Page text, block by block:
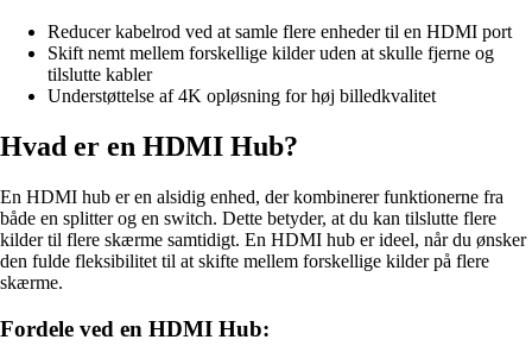
Reducer kabelrod ved at samle flere enheder til en HDMI port
Skift nemt mellem forskellige kilder uden at skulle fjerne og
tilslutte kabler
Understøttelse af 4K opløsning for høj billedkvalitet
Hvad er en HDMI Hub?
En HDMI hub er en alsidig enhed, der kombinerer funktionerne fra
både en splitter og en switch. Dette betyder, at du kan tilslutte flere
kilder til flere skærme samtidigt. En HDMI hub er ideel, når du ønsker
den fulde fleksibilitet til at skifte mellem forskellige kilder på flere
skærme.
Fordele ved en HDMI Hub: